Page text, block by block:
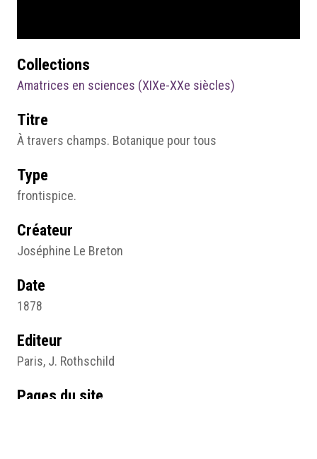
Collections
Amatrices en sciences (XIXe-XXe siècles)
Titre
À travers champs. Botanique pour tous
Type
frontispice.
Créateur
Joséphine Le Breton
Date
1878
Editeur
Paris, J. Rothschild
Pages du site